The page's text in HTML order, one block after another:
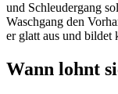
und Schleudergang
Waschgang den
er glatt aus und bildet
Wann lohnt